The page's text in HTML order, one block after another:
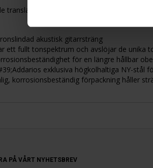
akustisk gitarrsträng
ett fullt tonspektrum och avslöjar de unika
för en längre hållbar
exklusiva högkolhaltiga NY-stål
korrosionsbeständig förpackning håller
PÅ VÅRT NYHETSBREV